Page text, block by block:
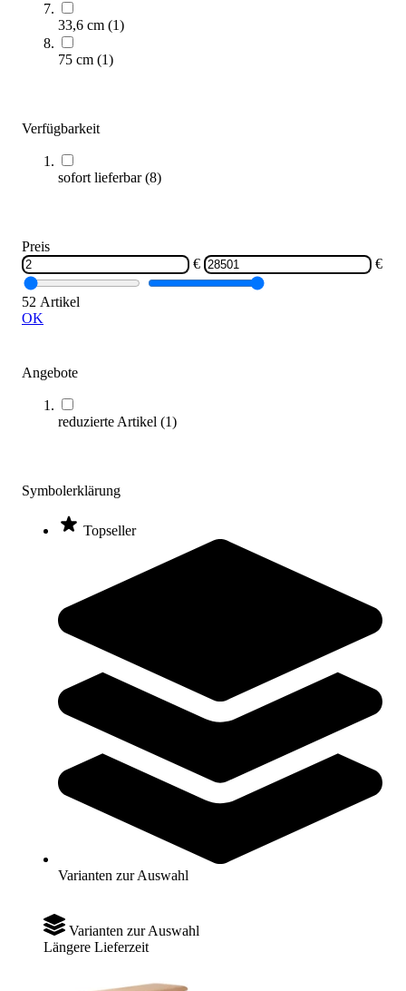
33,6 cm (1)
75 cm (1)
Verfügbarkeit
sofort lieferbar(8)
Preis
€
€
52 Artikel
OK
Angebote
reduzierte Artikel (1)
Symbolerklärung
Topseller
Varianten zur Auswahl
Zum Produkt
Varianten zur Auswahl
Längere Lieferzeit
1.120,00 €
Zum Produkt
Kübler Sport® Sprungkasten BASIC 5-teilig
Zum Produkt
Längere Lieferzeit
Kübler Sport® Sprungkasten BASIC 6-teilig
ab
Varianten zur Auswahl
Längere Lieferzeit